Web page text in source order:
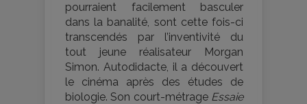
pourraient facilement basculer
dans la banalité, sont cette fois-ci
transcendés par l’inventivité du
tout jeune réalisateur Morgan
Simon. Autodidacte, il a découvert
le cinéma après des études de
biologie. Son court-métrage Essaie